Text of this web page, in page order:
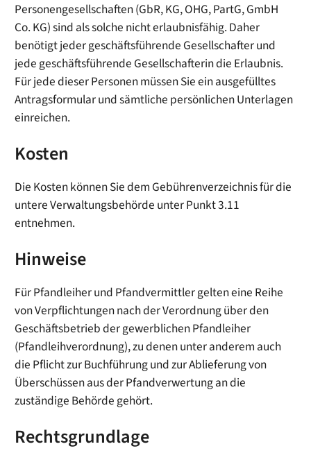
Personengesellschaften (GbR, KG, OHG, PartG, GmbH
Co. KG) sind als solche nicht erlaubnisfähig. Daher
benötigt jeder geschäftsführende Gesellschafter und
jede geschäftsführende Gesellschafterin die Erlaubnis.
Für jede dieser Personen müssen Sie ein ausgefülltes
Antragsformular und sämtliche persönlichen Unterlagen
einreichen.
Kosten
Die Kosten können Sie dem Gebührenverzeichnis für die
untere Verwaltungsbehörde unter Punkt 3.11
entnehmen.
Hinweise
Für Pfandleiher und Pfandvermittler gelten eine Reihe
von Verpflichtungen nach der Verordnung über den
Geschäftsbetrieb der gewerblichen Pfandleiher
(Pfandleihverordnung), zu denen unter anderem auch
die Pflicht zur Buchführung und zur Ablieferung von
Überschüssen aus der Pfandverwertung an die
zuständige Behörde gehört.
Rechtsgrundlage